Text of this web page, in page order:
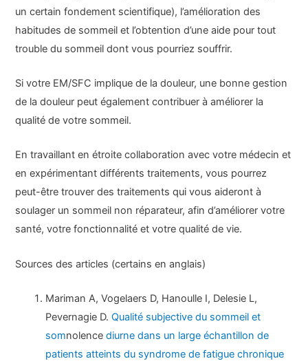
un certain fondement scientifique), l’amélioration des
habitudes de sommeil et l’obtention d’une aide pour tout
trouble du sommeil dont vous pourriez souffrir.
Si votre EM/SFC implique de la douleur, une bonne gestion
de la douleur peut également contribuer à améliorer la
qualité de votre sommeil.
En travaillant en étroite collaboration avec votre médecin et
en expérimentant différents traitements, vous pourrez
peut-être trouver des traitements qui vous aideront à
soulager un sommeil non réparateur, afin d’améliorer votre
santé, votre fonctionnalité et votre qualité de vie.
Sources des articles (certains en anglais)
Mariman A, Vogelaers D, Hanoulle I, Delesie L,
Pevernagie D.Qualité subjective du sommeil et
somnolencediurne dans un large échantillon de
patients atteints du syndrome de fatigue chronique